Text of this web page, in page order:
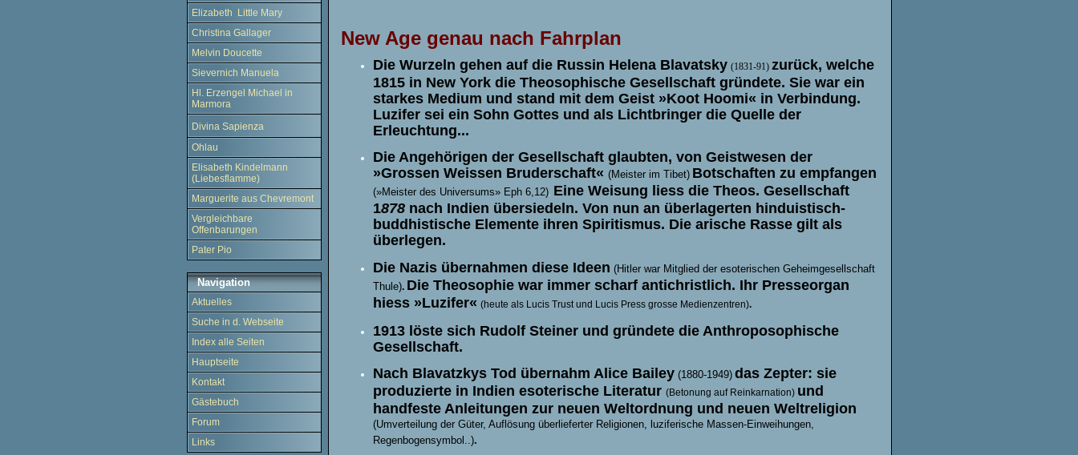
Elizabeth Little Mary
Christina Gallager
Melvin Doucette
Sievernich Manuela
Hl. Erzengel Michael in
Marmora
Divina Sapienza
Ohlau
Elisabeth Kindelmann
(Liebesflamme)
Marguerite aus Chevremont
Vergleichbare
Offenbarungen
Pater Pio
Navigation
Aktuelles
Suche in d. Webseite
Index alle Seiten
Hauptseite
Kontakt
Gästebuch
Forum
Links
New Age genau nach Fahrplan
Die Wurzeln gehen auf die Russin Helena Blavatsky (1831-91) zurück, welche
1815 in New York die Theosophische Gesellschaft gründete. Sie war ein
starkes Medium und stand mit dem Geist »Koot Hoomi« in Verbindung.
Luzifer sei ein Sohn Gottes und als Lichtbringer die Quelle der
Erleuchtung...
Die Angehörigen der Gesellschaft glaubten, von Geistwesen der
»Grossen Weissen Bruderschaft« (Meister im Tibet) Botschaften zu empfangen
(»Meister des Universums» Eph 6,12). Eine Weisung liess die Theos. Gesellschaft
1878 nach Indien übersiedeln. Von nun an überlagerten hinduistisch-
buddhistische Elemente ihren Spiritismus. Die arische Rasse gilt als
überlegen.
Die Nazis übernahmen diese Ideen (Hitler war Mitglied der esoterischen Geheimgesellschaft
Thule). Die Theosophie war immer scharf antichristlich. Ihr Presseorgan
hiess »Luzifer« (heute als Lucis Trust und Lucis Press grosse Medienzentren).
1913 löste sich Rudolf Steiner und gründete die Anthroposophische
Gesellschaft.
Nach Blavatzkys Tod übernahm Alice Bailey (1880-1949) das Zepter: sie
produzierte in Indien esoterische Literatur (Betonung auf Reinkarnation) und
handfeste Anleitungen zur neuen Weltordnung und neuen Weltreligion
(Umverteilung der Güter, Auflösung überlieferter Religionen, luziferische Massen-Einweihungen,
Regenbogensymbol..).